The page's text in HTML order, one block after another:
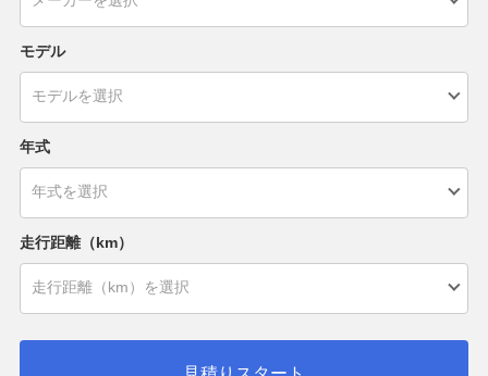
モデル
年式
走行距離（km）